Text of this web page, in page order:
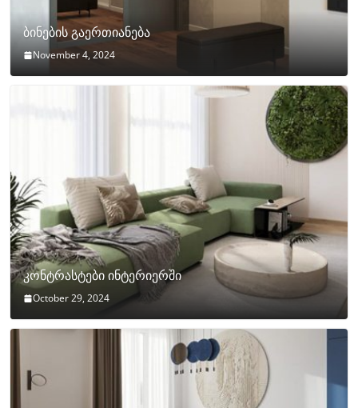
ბინების გაერთიანება
November 4, 2024
კონტრასტები ინტერიერში
October 29, 2024